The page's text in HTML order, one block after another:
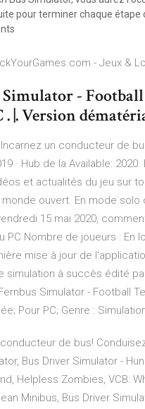
pour terminer chaque étape
- Jeux &
-
. |. Version
un conducteur de
· Hub de la Available:
et actualités du jeu sur
ouvert. En mode
15 mai 2020,
PC Nombre de joueurs : En
mise à jour de
simulation à succès édité
Simulator - Football
Pour PC; Genre :
de bus!
Bus Driver Simulator -
Helpless Zombies, VCB:
Minibus, Bus Driver